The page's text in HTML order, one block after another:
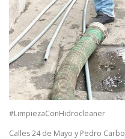
#LimpiezaConHidrocleaner
Calles 24 de Mayo y Pedro Carbo